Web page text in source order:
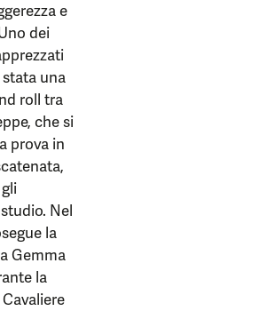
e
dei
una
roll tra
che si
prova in
Nel
la
Gemma
la